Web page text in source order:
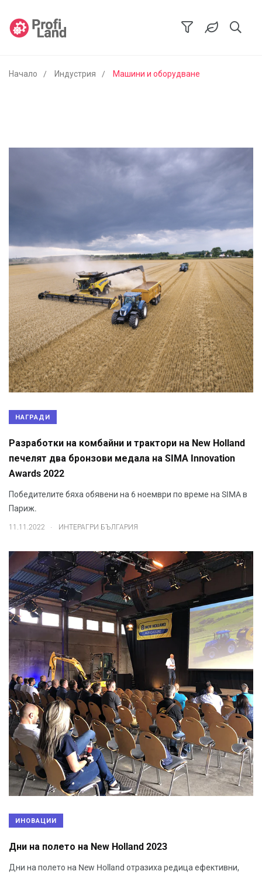
Начало Индустрия Машини и оборудване
НАГРАДИ
Разработки на комбайни и трактори на New Holland
печелят два бронзови медала на SIMA Innovation
Awards 2022
Победителите бяха обявени на 6 ноември по време на SIMA в
Париж.
11.11.2022 . ИНТЕРАГРИ БЪЛГАРИЯ
ИНОВАЦИИ
Дни на полето на New Holland 2023
Дни на полето на New Holland отразиха редица ефективни,